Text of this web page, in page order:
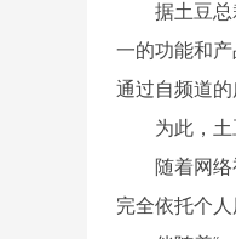
据土豆总裁
一的功能和
通过自频道
为此，土豆
随着网络视
完全依托个